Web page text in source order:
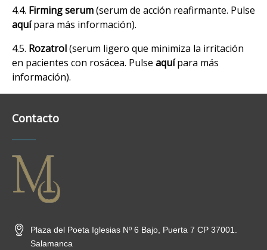
4.4. Firming serum(serum de acción reafirmante. Pulse
aquípara más información).
4.5. Rozatrol(serum ligero que minimiza la irritación
en pacientes con rosácea. Pulse aquípara más
información).
Contacto
Plaza del Poeta Iglesias Nº 6 Bajo, Puerta 7 CP 37001.
Salamanca